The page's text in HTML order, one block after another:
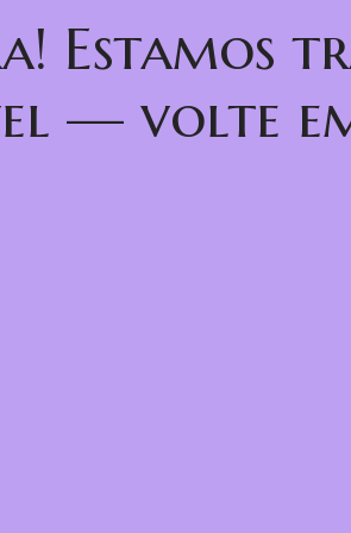
Estamos
— volte